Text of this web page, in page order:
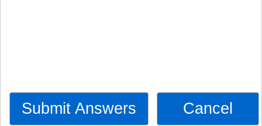
Submit Answers Cancel